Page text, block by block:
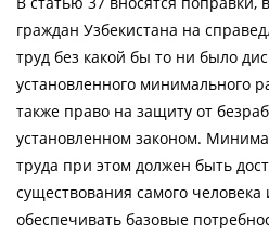
граждан Узбекистана на
труд без какой бы то ни было
установленного минимального
также право на защиту от
установленном законом.
труда при этом должен быть
существования самого человека
обеспечивать базовые